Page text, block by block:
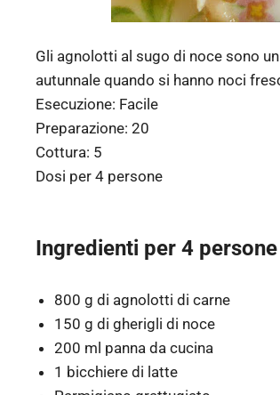
Gli agnolotti al sugo di noce sono
autunnale quando si hanno noci
Esecuzione: Facile
Preparazione: 20
Cottura: 5
Dosi per 4 persone
Ingredienti per 4 persone
800 g di agnolotti di carne
150 g di gherigli di noce
200 ml panna da cucina
1 bicchiere di latte